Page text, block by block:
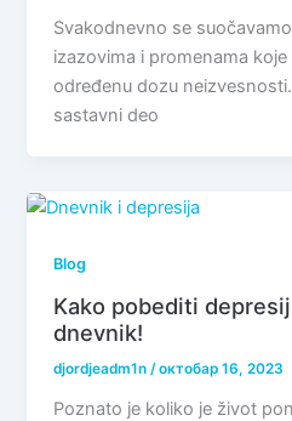
Svakodnevno se
izazovima i promenama
određenu dozu
sastavni deo
Blog
Kako pobediti
dnevnik!
djordjeadm1n/октобар 16, 2023
Poznato je koliko je život